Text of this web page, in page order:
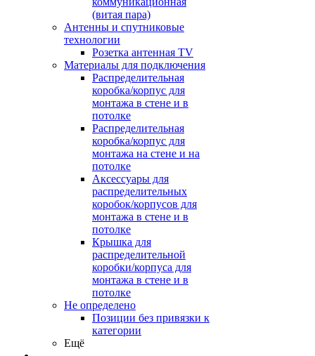
(витая пара)
Антенны и спутниковые
технологии
Розетка антенная TV
Материалы для подключения
Распределительная
коробка/корпус для
монтажа в стене и в
потолке
Распределительная
коробка/корпус для
монтажа на стене и на
потолке
Аксессуары для
распределительных
коробок/корпусов для
монтажа в стене и в
потолке
Крышка для
распределительной
коробки/корпуса для
монтажа в стене и в
потолке
Не определено
Позиции без привязки к
категории
Ещё